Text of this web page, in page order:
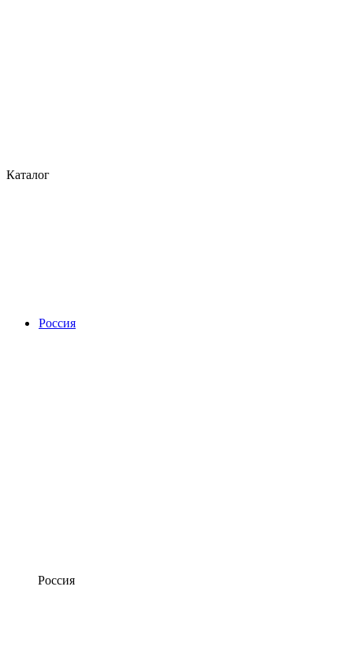
Каталог
Россия
Россия